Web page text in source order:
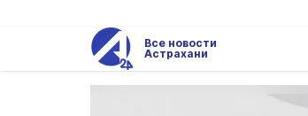
Все новости
Астрахани